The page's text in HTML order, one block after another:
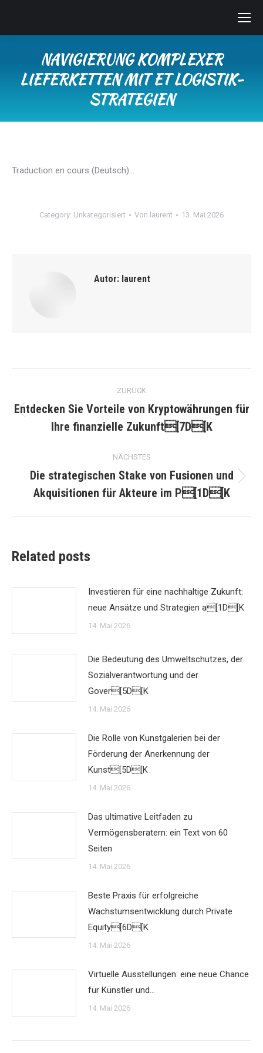
NAVIGIERUNG KOMPLEXER
LIEFERKETTEN MIT ET LOGISTIK-
STRATEGIEN
Traduction en cours (Deutsch)…
Category: Unkategorisiert Von laurent 13. Mai 2026
Autor: laurent
Kommentarnavigation
ZURÜCK
Vorheriger
Beitrag:
Entdecken Sie Vorteile von Kryptowährungen für
Ihre finanzielle Zukunft[7D[K
NÄCHSTES
Beitrag:
Die strategischen Stake von Fusionen und
Akquisitionen für Akteure im P[1D[K
Related posts
Investieren für eine nachhaltige Zukunft:
neue Ansätze und Strategien a[1D[K
14. Mai 2026
Die Bedeutung des Umweltschutzes, der
Sozialverantwortung und der
Gover[5D[K
14. Mai 2026
Die Rolle von Kunstgalerien bei der
Förderung der Anerkennung der
Kunst[5D[K
14. Mai 2026
Das ultimative Leitfaden zu
Vermögensberatern: ein Text von 60
Seiten
14. Mai 2026
Beste Praxis für erfolgreiche
Wachstumsentwicklung durch Private
Equity[6D[K
14. Mai 2026
Virtuelle Ausstellungen: eine neue Chance
für Künstler und…
14. Mai 2026